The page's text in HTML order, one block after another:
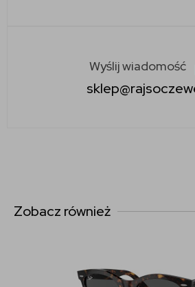
Wyślij wiadomość
Zobacz również